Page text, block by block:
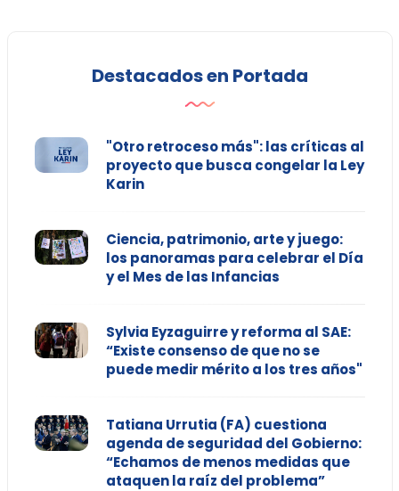
Destacados en Portada
"Otro retroceso más": las críticas al
proyecto que busca congelar la Ley
Karin
Ciencia, patrimonio, arte y juego:
los panoramas para celebrar el Día
y el Mes de las Infancias
Sylvia Eyzaguirre y reforma al SAE:
“Existe consenso de que no se
puede medir mérito a los tres años"
Tatiana Urrutia (FA) cuestiona
agenda de seguridad del Gobierno:
“Echamos de menos medidas que
ataquen la raíz del problema”